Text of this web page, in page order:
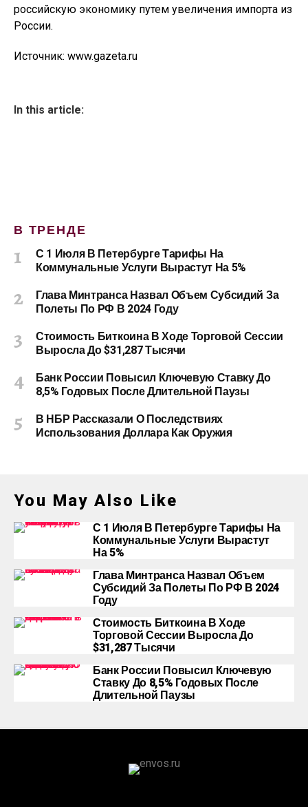
российскую экономику путем увеличения импорта из
России.
Источник: www.gazeta.ru
In this article:
В ТРЕНДЕ
С 1 Июля В Петербурге Тарифы На
Коммунальные Услуги Вырастут На 5%
Глава Минтранса Назвал Объем Субсидий За
Полеты По РФ В 2024 Году
Стоимость Биткоина В Ходе Торговой Сессии
Выросла До $31,287 Тысячи
Банк России Повысил Ключевую Ставку До
8,5% Годовых После Длительной Паузы
В НБР Рассказали О Последствиях
Использования Доллара Как Оружия
You May Also Like
С 1 Июля В Петербурге Тарифы На
Коммунальные Услуги Вырастут
На 5%
Глава Минтранса Назвал Объем
Субсидий За Полеты По РФ В 2024
Году
Стоимость Биткоина В Ходе
Торговой Сессии Выросла До
$31,287 Тысячи
Банк России Повысил Ключевую
Ставку До 8,5% Годовых После
Длительной Паузы